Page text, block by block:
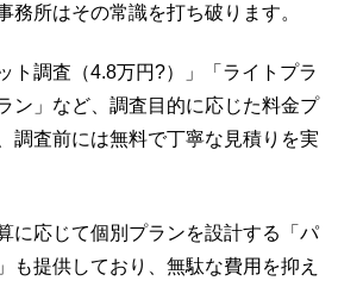
務所はその常識を打ち破ります。
ト調査（4.8万円?）」「ライトプラ
ン」など、調査目的に応じた料金プ
調査前には無料で丁寧な見積りを実
に応じて個別プランを設計する「パ
も提供しており、無駄な費用を抑え